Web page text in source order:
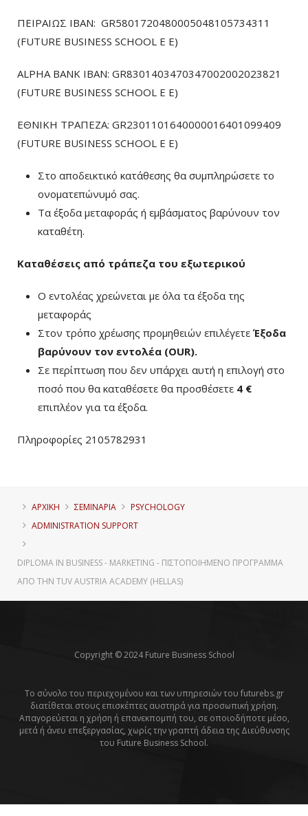
ΠΕΙΡΑΙΩΣ ΙΒΑΝ: GR5801720480005048105734311
(FUTURE BUSINESS SCHOOL E E)
ALPHA BANK IBAN: GR8301403470347002002023821
(FUTURE BUSINESS SCHOOL E E)
ΕΘΝΙΚΗ ΤΡΑΠΕΖΑ: GR2301101640000016401099409
(FUTURE BUSINESS SCHOOL E E)
Στο αποδεικτικό κατάθεσης θα συμπληρώσετε το
ονοματεπώνυμό σας.
Τα έξοδα μεταφοράς ή εμβάσματος βαρύνουν τον
καταθέτη.
Καταθέσεις από τράπεζα του εξωτερικού
Ο εντολέας χρεώνεται με όλα τα έξοδα της
μεταφοράς
Στον τρόπο χρέωσης προμηθειών επιλέγετε Έξοδα
βαρύνουν τον εντολέα (ΟUR).
Σε περίπτωση που δεν υπάρχει αυτή η επιλογή στο
ποσό που θα καταθέσετε θα προσθέσετε 4 €
επιπλέον για τα έξοδα.
Πληροφορίες 2105782931
ΑΡΧΙΚΗ ΣΕΜΙΝΑΡΙΑ
PSYCHOLOGY
ADMINISTRATION SUPPORT
DIPLOMA IN BUSINESS - MARKETING - ΠΙΣΤΟΠΟΙΗΜΈΝΟ ΠΡΌΓΡΑΜΜΑ
ΑΠΌ ΤΗΝ TUV AUSTRIA ACADEMY (HELLAS)
Copyright © 2024 Future Business School
Το σύνολο του περιεχομένου και των υπηρεσιών του futurebs.gr
διατίθεται στους επισκέπτες αυστηρά για προσωπική χρήση.
Απαγορεύεται η χρήση ή επανεκπομπή του, σε οποιοδήποτε μέσο,
μετά ή άνευ επεξεργασίας, χωρίς την γραπτή άδεια της Διεύθυνσης
του Future Business School.